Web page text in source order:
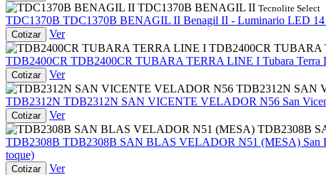
TDC1370B BENAGIL II Tecnolite Select
TDC1370B TDC1370B BENAGIL II Benagil II - Luminario LED 14
Cotizar
Ver
TDB2400CR TUBARA
TDB2400CR TDB2400CR TUBARA TERRA LINE I Tubara Terra
Cotizar
Ver
TDB2312N SAN
TDB2312N TDB2312N SAN VICENTE VELADOR N56 San
Cotizar
Ver
TDB2308B
TDB2308B TDB2308B SAN BLAS VELADOR N51 (MESA) San
toque)
Cotizar
Ver